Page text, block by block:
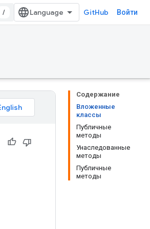
/ GitHub Войти
Содержание
Вложенные
классы
Публичные
методы
Унаследованные
методы
Публичные
методы